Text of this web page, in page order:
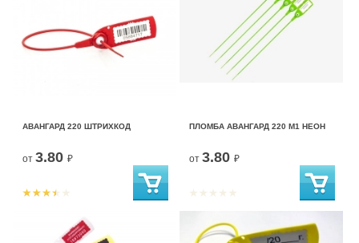
АВАНГАРД 220 ШТРИХКОД
от 3.80 ₽
ПЛОМБА АВАНГАРД 220 М1 НЕОН
от 3.80 ₽